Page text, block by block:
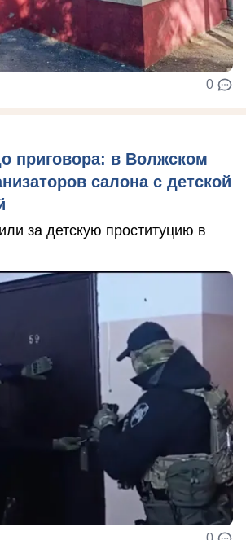
0
приговора: в Волжском
салона с детской
за детскую проституцию в